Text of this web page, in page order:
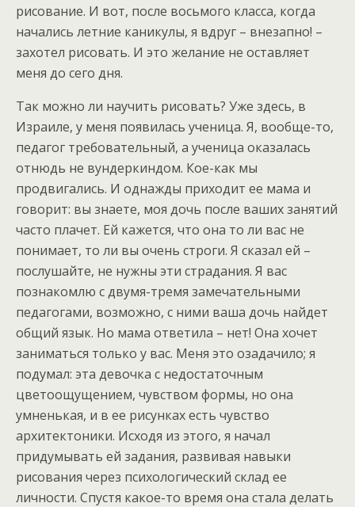
рисование. И вот, после восьмого класса, когда
начались летние каникулы, я вдруг – внезапно! –
захотел рисовать. И это желание не оставляет
меня до сего дня.
Так можно ли научить рисовать? Уже здесь, в
Израиле, у меня появилась ученица. Я, вообще-то,
педагог требовательный, а ученица оказалась
отнюдь не вундеркиндом. Кое-как мы
продвигались. И однажды приходит ее мама и
говорит: вы знаете, моя дочь после ваших занятий
часто плачет. Ей кажется, что она то ли вас не
понимает, то ли вы очень строги. Я сказал ей –
послушайте, не нужны эти страдания. Я вас
познакомлю с двумя-тремя замечательными
педагогами, возможно, с ними ваша дочь найдет
общий язык. Но мама ответила – нет! Она хочет
заниматься только у вас. Меня это озадачило; я
подумал: эта девочка с недостаточным
цветоощущением, чувством формы, но она
умненькая, и в ее рисунках есть чувство
архитектоники. Исходя из этого, я начал
придумывать ей задания, развивая навыки
рисования через психологический склад ее
личности. Спустя какое-то время она стала делать